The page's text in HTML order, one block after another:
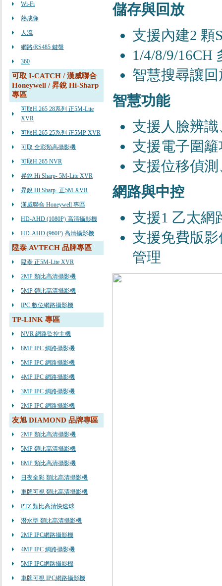
Wi-Fi
熱成像
人流
網路/RS485 鍵盤
360
可取 I-CATCH / 漢威聯合
Honeywell / 昇銳 Hi-Sharp
專區
可取H.265 28系列 正5M-Lite
XVR
可取H.265 25系列 正5MP XVR
可取 全彩類高攝影機
可取H.265 NVR
昇銳 Hi Sharp- 5M-Lite XVR
昇銳 Hi Sharp- 正5M XVR
漢威聯合 Honeywell 專區
HD-AHD (1080P) 高清攝影機
HD-AHD (960P) 高清攝影機
陞泰 AVTECH 品牌專區
陞泰 正5M-Lite XVR
2MP 類比高清攝影機
5MP 類比高清攝影機
IPC 數位網路攝影機
TP-LINK 專區
NVR 網路監控主機
8MP IPC 網路攝影機
5MP IPC 網路攝影機
4MP IPC 網路攝影機
3MP IPC 網路攝影機
2MP IPC 網路攝影機
友旭 DIAMOND 品牌專區
2MP 類比高清攝影機
5MP 類比高清攝影機
8MP 類比高清攝影機
日夜全彩 類比高清攝影機
車牌可視 類比高清攝影機
PTZ 類比高清快速球
潛水型 類比高清攝影機
2MP IPC網路攝影機
4MP IPC 網路攝影機
5MP IPC網路攝影機
車牌可視 IPC網路攝影機
儲存與回放
⽀援內建2 顆
1/4/8/9/16CH
智慧搜尋讓
智慧功能
⽀援⼈臉辨
⽀援電⼦圍
⽀援位移偵
網路與中控
⽀援1 ⼄太網
⽀援免費版
管理